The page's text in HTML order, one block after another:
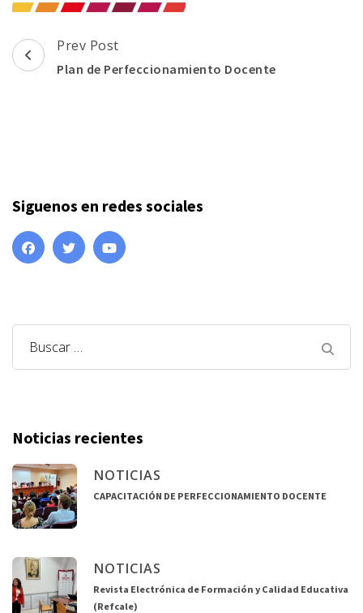
Post
Navigation
Prev Post
Plan de Perfeccionamiento Docente
Siguenos en redes sociales
Buscar:
Noticias recientes
NOTICIAS
CAPACITACIÓN DE PERFECCIONAMIENTO DOCENTE
NOTICIAS
Revista Electrónica de Formación y Calidad Educativa
(Refcale)